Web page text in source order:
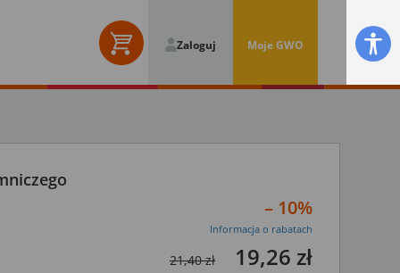
Zaloguj Moje GWO
– 10%
Informacja o rabatach
21,40 zł 19,26 zł